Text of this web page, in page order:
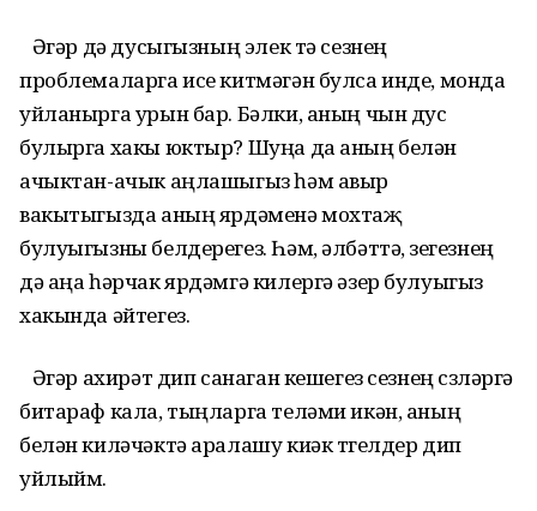
Әгәр дә дусыгызның элек тә сезнең
проблемаларга исе китмәгән булса инде, монда
уйланырга урын бар. Бәлки, аның чын дус
булырга хакы юктыр? Шуңа да аның белән
ачыктан-ачык аңлашыгыз һәм авыр
вакытыгызда аның ярдәменә мохтаҗ
булуыгызны белдерегез. Һәм, әлбәттә, үзегезнең
дә аңа һәрчак ярдәмгә килергә әзер булуыгыз
хакында әйтегез.
Әгәр ахирәт дип санаган кешегез сезнең сүзләргә
битараф кала, тыңларга теләми икән, аның
белән киләчәктә аралашу киәк түгелдер дип
уйлыйм.